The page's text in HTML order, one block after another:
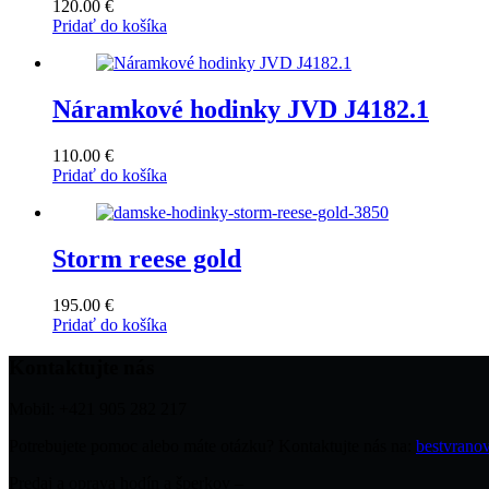
120.00 €
Pridať do košíka
Náramkové hodinky JVD J4182.1
110.00 €
Pridať do košíka
Storm reese gold
195.00 €
Pridať do košíka